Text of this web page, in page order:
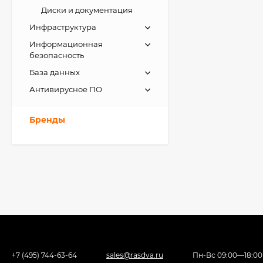
Диски и документация
Инфраструктура
Информационная
безопасность
База данных
Антивирусное ПО
Бренды
+7 (495) 744-63-64 sales@rasdva.ru Пн-Вс 09:00—18:00